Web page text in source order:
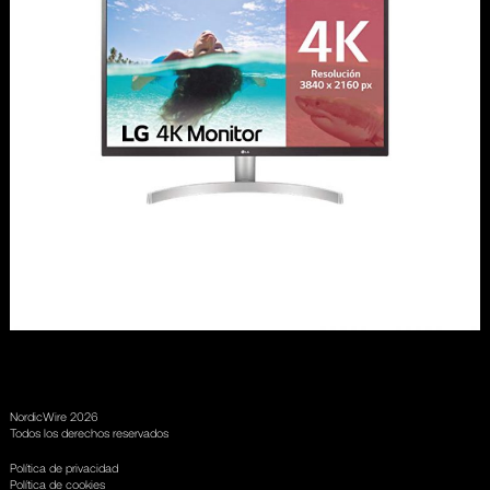
NordicWire 2026
Todos los derechos reservados
Política de privacidad
Política de cookies